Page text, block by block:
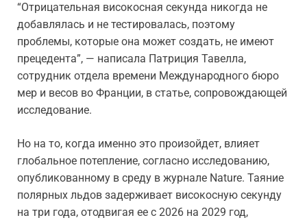
“Отрицательная високосная секунда никогда не
добавлялась и не тестировалась, поэтому
проблемы, которые она может создать, не имеют
прецедента”, — написала Патриция Тавелла,
сотрудник отдела времени Международного бюро
мер и весов во Франции, в статье, сопровождающей
исследование.
Но на то, когда именно это произойдет, влияет
глобальное потепление, согласно исследованию,
опубликованному в среду в журнале Nature. Таяние
полярных льдов задерживает високосную секунду
на три года, отодвигая ее с 2026 на 2029 год,